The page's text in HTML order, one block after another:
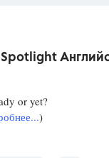
Spotlight
or yet?
)